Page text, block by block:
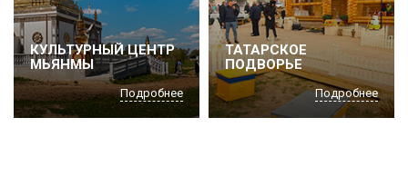
КУЛЬТУРНЫЙ ЦЕНТР
МЬЯНМЫ
Подробнее
ТАТАРСКОЕ
ПОДВОРЬЕ
Подробнее